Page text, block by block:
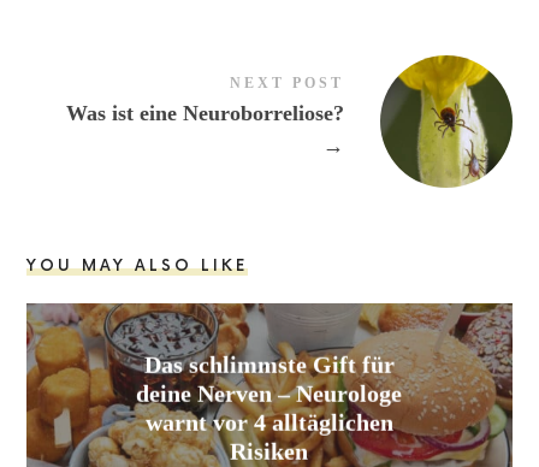
NEXT POST
Was ist eine Neuroborreliose?
→
YOU MAY ALSO LIKE
Das schlimmste Gift für
deine Nerven – Neurologe
warnt vor 4 alltäglichen
Risiken